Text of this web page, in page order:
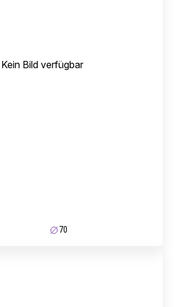
Kein Bild verfügbar
70